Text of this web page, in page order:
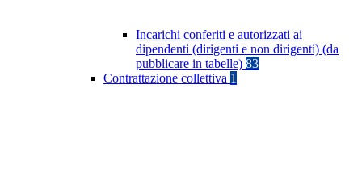
Incarichi conferiti e autorizzati ai
dipendenti (dirigenti e non dirigenti) (da
pubblicare in tabelle) 83
Contrattazione collettiva 1